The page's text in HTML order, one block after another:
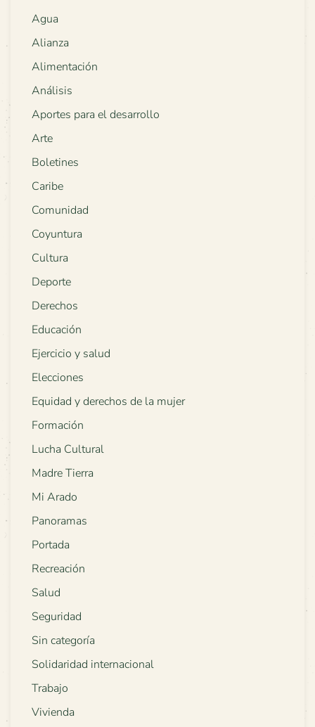
Agua
Alianza
Alimentación
Análisis
Aportes para el desarrollo
Arte
Boletines
Caribe
Comunidad
Coyuntura
Cultura
Deporte
Derechos
Educación
Ejercicio y salud
Elecciones
Equidad y derechos de la mujer
Formación
Lucha Cultural
Madre Tierra
Mi Arado
Panoramas
Portada
Recreación
Salud
Seguridad
Sin categoría
Solidaridad internacional
Trabajo
Vivienda